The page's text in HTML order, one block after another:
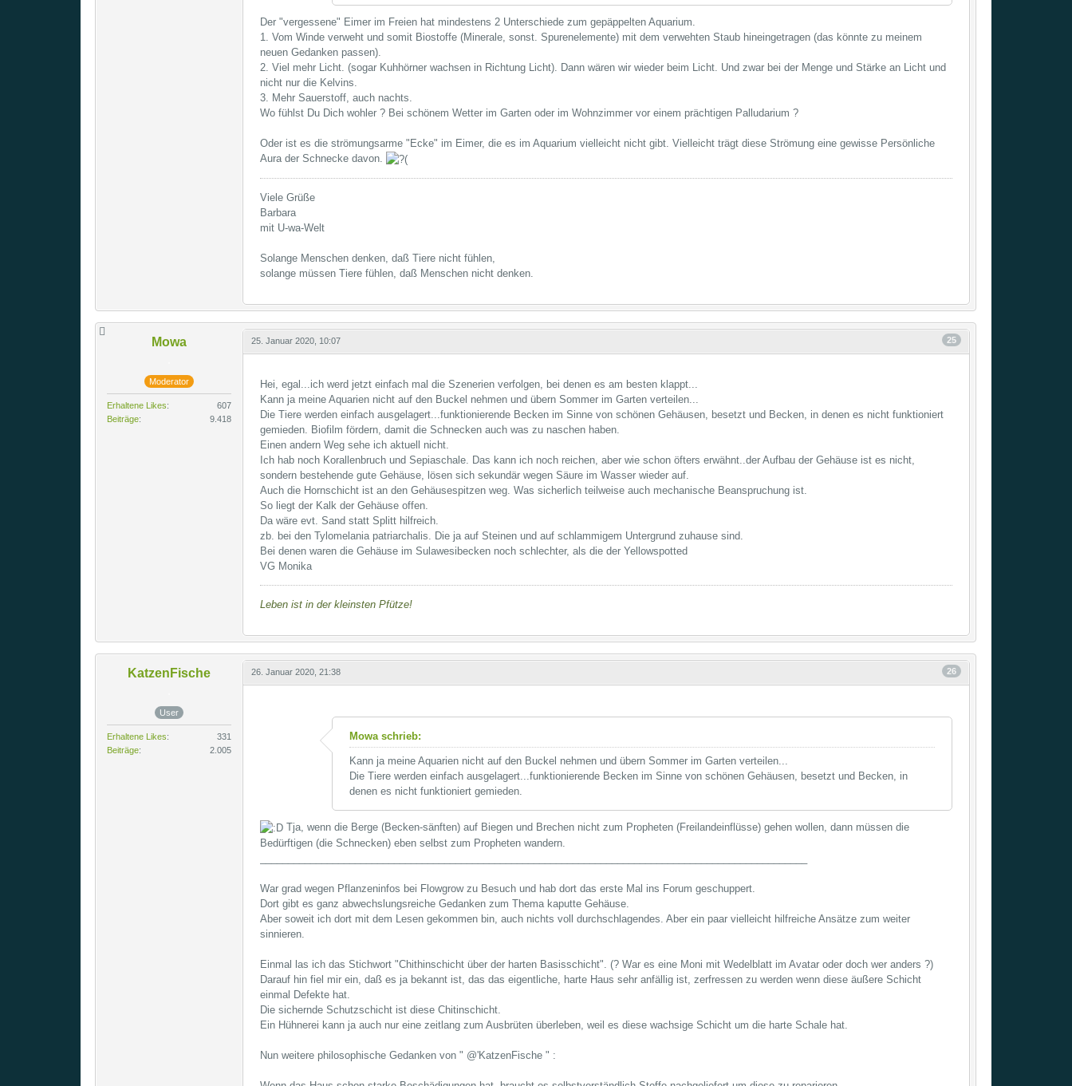
Der "vergessene" Eimer im Freien hat mindestens 2 Unterschiede zum gepäppelten Aquarium.
1. Vom Winde verweht und somit Biostoffe (Minerale, sonst. Spurenelemente) mit dem verwehten Staub hineingetragen (das könnte zu meinem
neuen Gedanken passen).
2. Viel mehr Licht. (sogar Kuhhörner wachsen in Richtung Licht). Dann wären wir wieder beim Licht. Und zwar bei der Menge und Stärke an Licht und
nicht nur die Kelvins.
3. Mehr Sauerstoff, auch nachts.
Wo fühlst Du Dich wohler ? Bei schönem Wetter im Garten oder im Wohnzimmer vor einem prächtigen Palludarium ?
Oder ist es die strömungsarme "Ecke" im Eimer, die es im Aquarium vielleicht nicht gibt. Vielleicht trägt diese Strömung eine gewisse Persönliche
Aura der Schnecke davon.
Viele Grüße
Barbara
mit U-wa-Welt
Solange Menschen denken, daß Tiere nicht fühlen,
solange müssen Tiere fühlen, daß Menschen nicht denken.
Mowa
Moderator
Erhaltene Likes
607
Beiträge
9.418
25
25. Januar 2020, 10:07
Hei, egal...ich werd jetzt einfach mal die Szenerien verfolgen, bei denen es am besten klappt...
Kann ja meine Aquarien nicht auf den Buckel nehmen und übern Sommer im Garten verteilen...
Die Tiere werden einfach ausgelagert...funktionierende Becken im Sinne von schönen Gehäusen, besetzt und Becken, in denen es nicht funktioniert
gemieden. Biofilm fördern, damit die Schnecken auch was zu naschen haben.
Einen andern Weg sehe ich aktuell nicht.
Ich hab noch Korallenbruch und Sepiaschale. Das kann ich noch reichen, aber wie schon öfters erwähnt..der Aufbau der Gehäuse ist es nicht,
sondern bestehende gute Gehäuse, lösen sich sekundär wegen Säure im Wasser wieder auf.
Auch die Hornschicht ist an den Gehäusespitzen weg. Was sicherlich teilweise auch mechanische Beanspruchung ist.
So liegt der Kalk der Gehäuse offen.
Da wäre evt. Sand statt Splitt hilfreich.
zb. bei den Tylomelania patriarchalis. Die ja auf Steinen und auf schlammigem Untergrund zuhause sind.
Bei denen waren die Gehäuse im Sulawesibecken noch schlechter, als die der Yellowspotted
VG Monika
Leben ist in der kleinsten Pfütze!
KatzenFische
User
Erhaltene Likes
331
Beiträge
2.005
26
26. Januar 2020, 21:38
Mowa schrieb:
Kann ja meine Aquarien nicht auf den Buckel nehmen und übern Sommer im Garten verteilen...
Die Tiere werden einfach ausgelagert...funktionierende Becken im Sinne von schönen Gehäusen, besetzt und Becken, in
denen es nicht funktioniert gemieden.
Tja, wenn die Berge (Becken-sänften) auf Biegen und Brechen nicht zum Propheten (Freilandeinflüsse) gehen wollen, dann müssen die
Bedürftigen (die Schnecken) eben selbst zum Propheten wandern.
War grad wegen Pflanzeninfos bei Flowgrow zu Besuch und hab dort das erste Mal ins Forum geschuppert.
Dort gibt es ganz abwechslungsreiche Gedanken zum Thema kaputte Gehäuse.
Aber soweit ich dort mit dem Lesen gekommen bin, auch nichts voll durchschlagendes. Aber ein paar vielleicht hilfreiche Ansätze zum weiter
sinnieren.
Einmal las ich das Stichwort "Chithinschicht über der harten Basisschicht". (? War es eine Moni mit Wedelblatt im Avatar oder doch wer anders ?)
Darauf hin fiel mir ein, daß es ja bekannt ist, das das eigentliche, harte Haus sehr anfällig ist, zerfressen zu werden wenn diese äußere Schicht
einmal Defekte hat.
Die sichernde Schutzschicht ist diese Chitinschicht.
Ein Hühnerei kann ja auch nur eine zeitlang zum Ausbrüten überleben, weil es diese wachsige Schicht um die harte Schale hat.
Nun weitere philosophische Gedanken von " @'KatzenFische " :